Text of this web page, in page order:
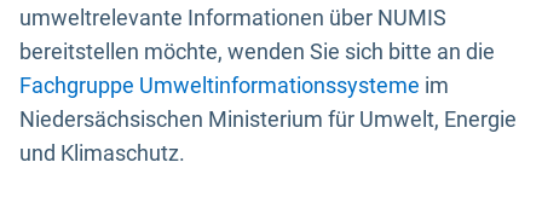
umweltrelevante Informationen über NUMIS
bereitstellen möchte, wenden Sie sich bitte an die
Fachgruppe Umweltinformationssysteme im
Niedersächsischen Ministerium für Umwelt, Energie
und Klimaschutz.